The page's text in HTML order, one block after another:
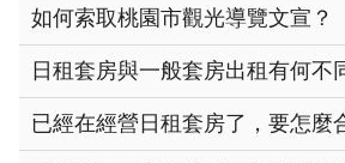
如何索取桃園市觀光導覽文宣？
日租套房與一般套房出租有何不
已經在經營日租套房了，要怎麼